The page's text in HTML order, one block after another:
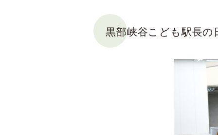
黒部峡谷こども駅長の